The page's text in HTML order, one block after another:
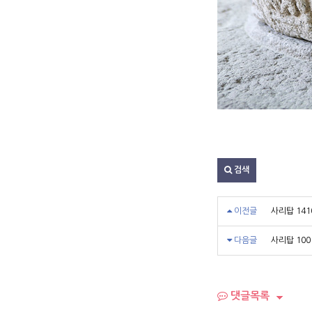
검색
이전글 사리탑
다음글 사리탑
댓글목록